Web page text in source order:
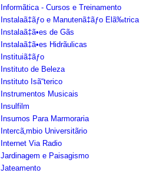
Informãtica - Cursos e Treinamento
Instalaã‡ãƒo e Manutenã‡ãƒo Elã‰trica
Instalaã‡ã•es de Gãs
Instalaã‡ã•es Hidrãulicas
Instituiã‡ãƒo
Instituto de Beleza
Instituto Isã“terico
Instrumentos Musicais
Insulfilm
Insumos Para Marmoraria
Intercã‚mbio Universitãrio
Internet Via Radio
Jardinagem e Paisagismo
Jateamento